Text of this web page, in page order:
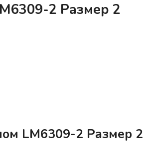
2 Размер 2
LM6309-2 Размер 2